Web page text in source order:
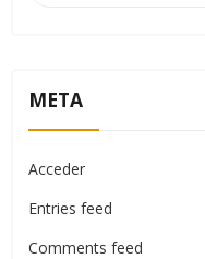
META
Acceder
Entries feed
Comments feed